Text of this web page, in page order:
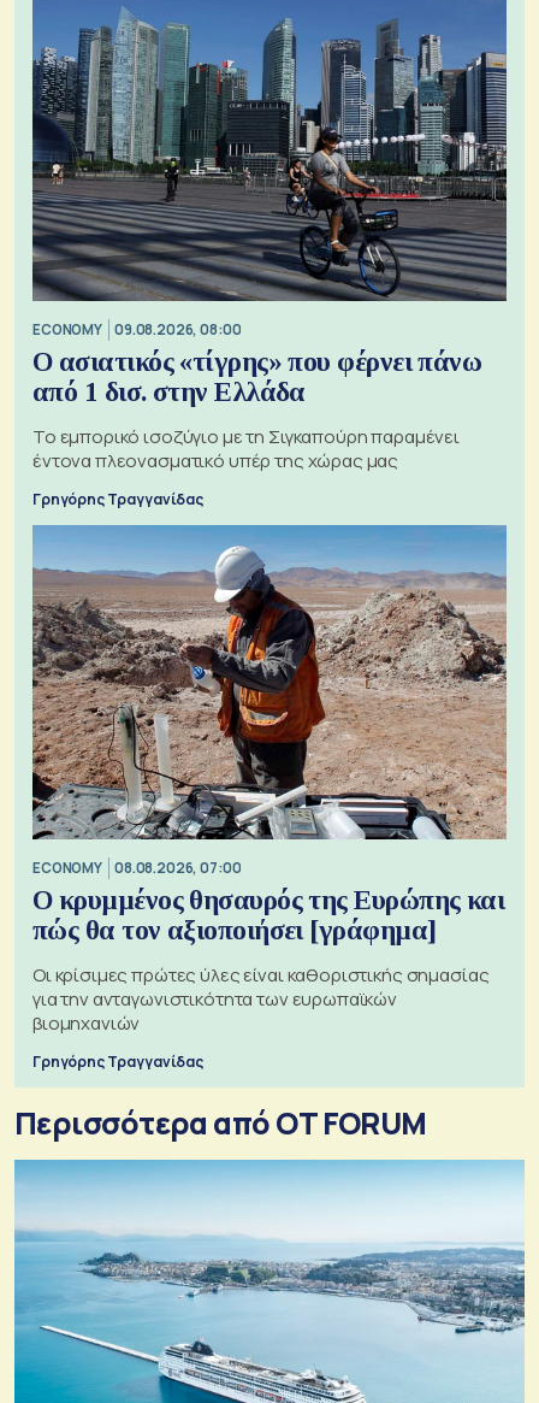
ECONOMY 09.08.2026, 08:00
Ο ασιατικός «τίγρης» που φέρνει πάνω
από 1 δισ. στην Ελλάδα
Το εμπορικό ισοζύγιο με τη Σιγκαπούρη παραμένει
έντονα πλεονασματικό υπέρ της χώρας μας
Γρηγόρης Τραγγανίδας
ECONOMY 08.08.2026, 07:00
Ο κρυμμένος θησαυρός της Ευρώπης και
πώς θα τον αξιοποιήσει [γράφημα]
Οι κρίσιμες πρώτες ύλες είναι καθοριστικής σημασίας
για την ανταγωνιστικότητα των ευρωπαϊκών
βιομηχανιών
Γρηγόρης Τραγγανίδας
Περισσότερα από OT FORUM